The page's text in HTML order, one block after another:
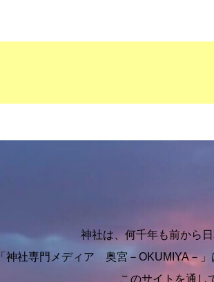
神社は、何千年も前から
「神社専門メディア 奥宮－OKUMIYA－
このサイトを通し